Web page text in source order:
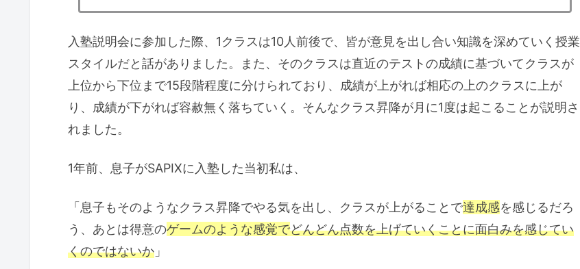
入塾説明会に参加した際、1クラスは10人前後で、皆が意見を出し合い知識を深めていく授業
スタイルだと話がありました。また、そのクラスは直近のテストの成績に基づいてクラスが
上位から下位まで15段階程度に分けられており、成績が上がれば相応の上のクラスに上が
り、成績が下がれば容赦無く落ちていく。そんなクラス昇降が月に1度は起こることが説明さ
れました。
1年前、息子がSAPIXに入塾した当初私は、
「息子もそのようなクラス昇降でやる気を出し、クラスが上がることで達成感を感じるだろ
う、あとは得意のゲームのような感覚でどんどん点数を上げていくことに面白みを感じてい
くのではないか 」